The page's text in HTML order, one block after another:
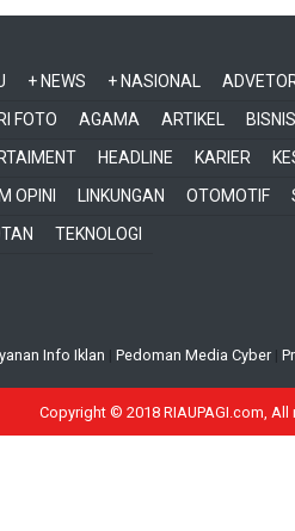
+ NEWS + NASIONAL
FOTO
AGAMA ARTIKEL
BISNIS
HEADLINE KARIER
OPINI
LINKUNGAN OTOMOTIF
TEKNOLOGI
Info Iklan Pedoman Media Cyber|
Copyright © 2018 RIAUPAGI.com, All